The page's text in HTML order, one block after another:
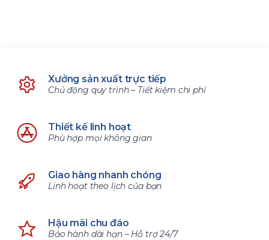
Xưởng sản xuất trực tiếp
Chủ động quy trình – Tiết kiệm chi phí
Thiết kế linh hoạt
Phù hợp mọi không gian
Giao hàng nhanh chóng
Linh hoạt theo lịch của bạn
Hậu mãi chu đáo
Bảo hành dài hạn – Hỗ trợ 24/7